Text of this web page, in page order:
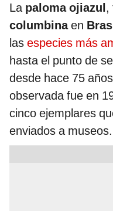
La paloma ojiazul,
columbinaen
las especies más
hasta el punto de
desde hace 75
observada fue en
cinco ejemplares
enviados a museos.